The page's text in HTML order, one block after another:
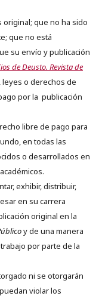
original; que no ha sido
que no está
su envío y publicación
de Deusto. Revista de
o derechos de
por la publicación
libre de pago para
en todas las
o desarrollados en
exhibir, distribuir,
en su carrera
original en la
y de una manera
por parte de la
ni se otorgarán
violar los